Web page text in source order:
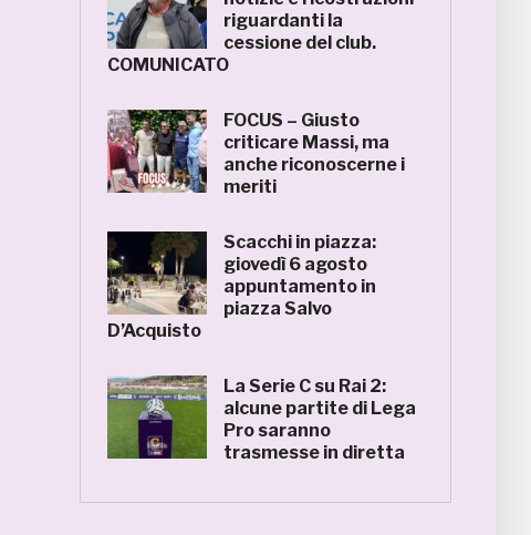
riguardanti la
cessione del club.
COMUNICATO
FOCUS – Giusto
criticare Massi, ma
anche riconoscerne i
meriti
Scacchi in piazza:
giovedì 6 agosto
appuntamento in
piazza Salvo
D’Acquisto
La Serie C su Rai 2:
alcune partite di Lega
Pro saranno
trasmesse in diretta